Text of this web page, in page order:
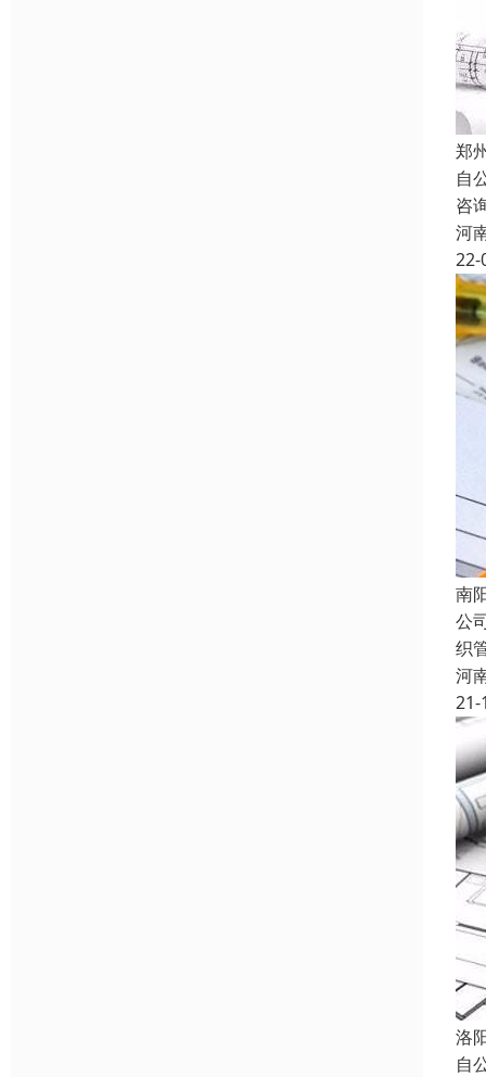
郑
自
咨
河
22-
南
公
织
河
21-
洛
自